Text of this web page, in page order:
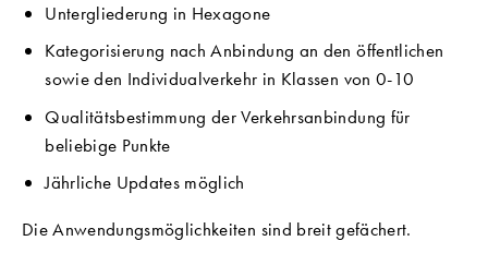
Untergliederung in Hexagone
Kategorisierung nach Anbindung an den öffentlichen
sowie den Individualverkehr in Klassen von 0-10
Qualitätsbestimmung der Verkehrsanbindung für
beliebige Punkte
Jährliche Updates möglich
Die Anwendungsmöglichkeiten sind breit gefächert.